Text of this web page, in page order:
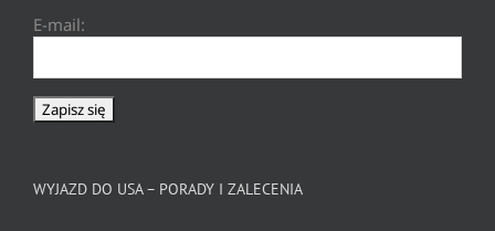
E-mail:
WYJAZD DO USA – PORADY I ZALECENIA